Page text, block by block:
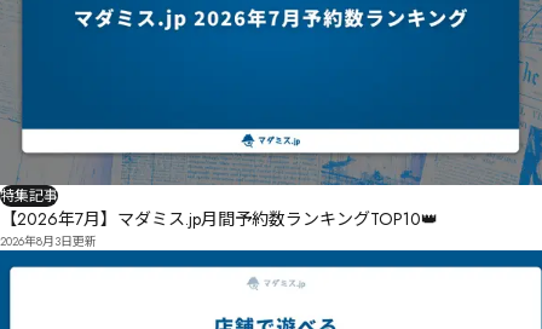
特集記事
【2026年7月】マダミス.jp月間予約数ランキングTOP10👑
2026年8月3日更新